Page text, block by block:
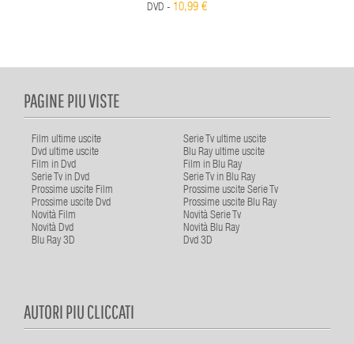
DVD - 10,99 €
PAGINE PIU VISTE
Film ultime uscite
Serie Tv ultime uscite
Dvd ultime uscite
Blu Ray ultime uscite
Film in Dvd
Film in Blu Ray
Serie Tv in Dvd
Serie Tv in Blu Ray
Prossime uscite Film
Prossime uscite Serie Tv
Prossime uscite Dvd
Prossime uscite Blu Ray
Novità Film
Novità Serie Tv
Novità Dvd
Novità Blu Ray
Blu Ray 3D
Dvd 3D
AUTORI PIU CLICCATI